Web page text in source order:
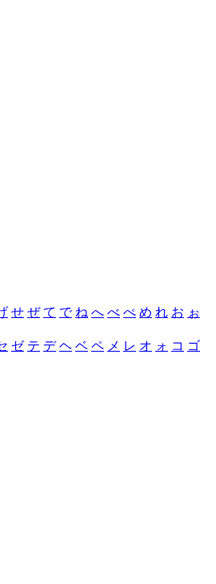
せ ぜ て で ね へ べ ぺ め れ お ぉ
ゼ テ デ ヘ ベ ペ メ レ オ ォ コ ゴ